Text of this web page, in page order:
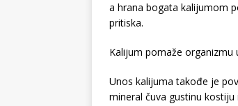
a hrana bogata kalijumom
pritiska.
Kalijum pomaže
Unos kalijuma takođe je
mineral čuva gustinu